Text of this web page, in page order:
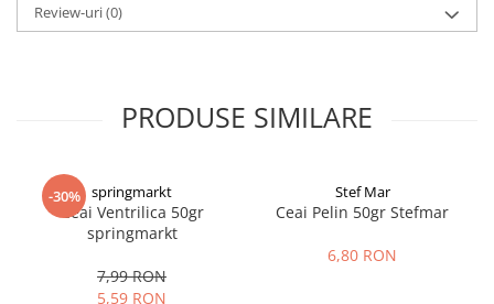
Review-uri(0)
PRODUSE SIMILARE
-30% springmarkt
Ceai Ventrilica 50gr
springmarkt
7,99 RON
5,59 RON
Stef Mar
Ceai Pelin 50gr Stefmar
6,80 RON